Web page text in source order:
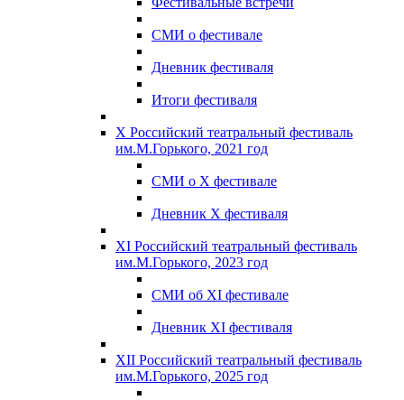
СМИ о фестивале
Дневник фестиваля
Итоги фестиваля
X Российский театральный фестиваль
им.М.Горького, 2021 год
СМИ о X фестивале
Дневник X фестиваля
XI Российский театральный фестиваль
им.М.Горького, 2023 год
СМИ об XI фестивале
Дневник XI фестиваля
XII Российский театральный фестиваль
им.М.Горького, 2025 год